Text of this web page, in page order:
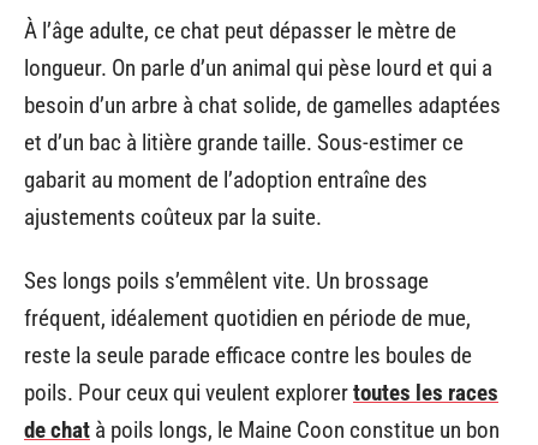
À l’âge adulte, ce chat peut dépasser le mètre de
longueur. On parle d’un animal qui pèse lourd et qui a
besoin d’un arbre à chat solide, de gamelles adaptées
et d’un bac à litière grande taille. Sous-estimer ce
gabarit au moment de l’adoption entraîne des
ajustements coûteux par la suite.
Ses longs poils s’emmêlent vite. Un brossage
fréquent, idéalement quotidien en période de mue,
reste la seule parade efficace contre les boules de
poils. Pour ceux qui veulent explorertoutes les races
de chat à poils longs, le Maine Coon constitue un bon